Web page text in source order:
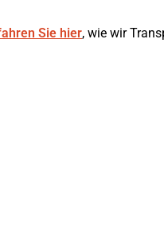
Sie hier, wie wir